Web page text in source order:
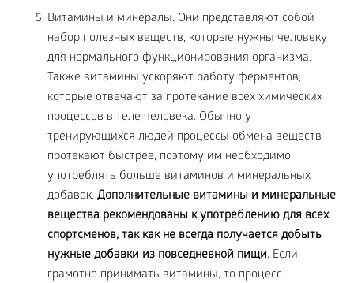
Витамины и минералы. Они представляют собой
набор полезных веществ, которые нужны человеку
для нормального функционирования организма.
Также витамины ускоряют работу ферментов,
которые отвечают за протекание всех химических
процессов в теле человека. Обычно у
тренирующихся людей процессы обмена веществ
протекают быстрее, поэтому им необходимо
употреблять больше витаминов и минеральных
добавок. Дополнительные витамины и минеральные
вещества рекомендованы к употреблению для всех
спортсменов, так как не всегда получается добыть
нужные добавки из повседневной пищи. Если
грамотно принимать витамины, то процесс